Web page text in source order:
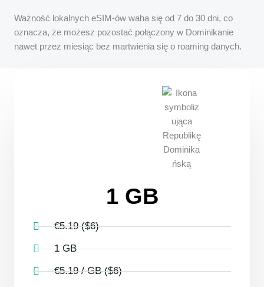
Ważność lokalnych eSIM-ów waha się od 7 do 30 dni, co
oznacza, że możesz pozostać połączony w Dominikanie
nawet przez miesiąc bez martwienia się o roaming danych.
1 GB
€5.19 ($6)
1 GB
€5.19 / GB ($6)